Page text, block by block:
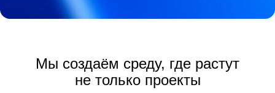
Мы создаём среду, где растут
не только проекты